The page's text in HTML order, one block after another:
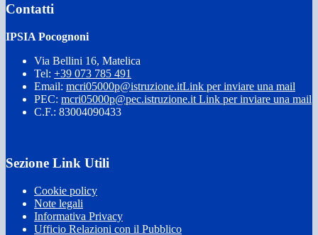
Contatti
IPSIA Pocognoni
Via Bellini 16, Matelica
Tel: +39 073 785 491
Email: mcri05000p@istruzione.itLink per inviare una mail
PEC: mcri05000p@pec.istruzione.it Link per inviare una mail
C.F.: 83004090433
Sezione Link Utili
Cookie policy
Note legali
Informativa Privacy
Ufficio Relazioni con il Pubblico